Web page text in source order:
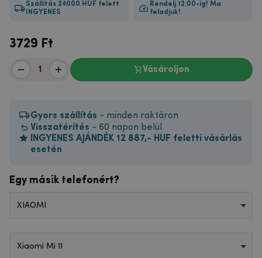
Szállítás 24000 HUF felett
INGYENES
Rendelj 12:00-ig! Ma
feladjuk!
3729 Ft
Vásároljon
Gyors szállítás - minden raktáron
Visszatérítés - 60 napon belül
INGYENES AJÁNDÉK 12 887,- HUF feletti vásárlás
esetén
Egy másik telefonért?
XIAOMI
Xiaomi Mi 11